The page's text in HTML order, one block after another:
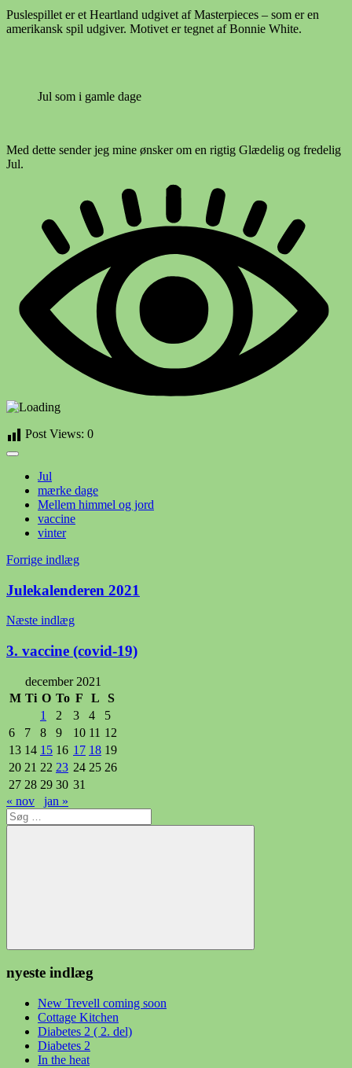
Puslespillet er et Heartland udgivet af Masterpieces – som er en
amerikansk spil udgiver. Motivet er tegnet af Bonnie White.
Jul som i gamle dage
Med dette sender jeg mine ønsker om en rigtig Glædelig og fredelig
Jul.
Post Views: 0
Jul
mærke dage
Mellem himmel og jord
vaccine
vinter
Indlægsnavigation
Forrige indlæg
Julekalenderen 2021
Næste indlæg
3. vaccine (covid-19)
december 2021
M Ti O To F L
S
1
2 3 4
5
6
7 8 9 10 11 12
13 14 15 16 17 18 19
20 21 22 23 24 25 26
27 28 29 30 31
« nov
jan »
Søg
efter:
Søg
nyeste indlæg
New Trevell coming soon
Cottage Kitchen
Diabetes 2 ( 2. del)
Diabetes 2
In the heat